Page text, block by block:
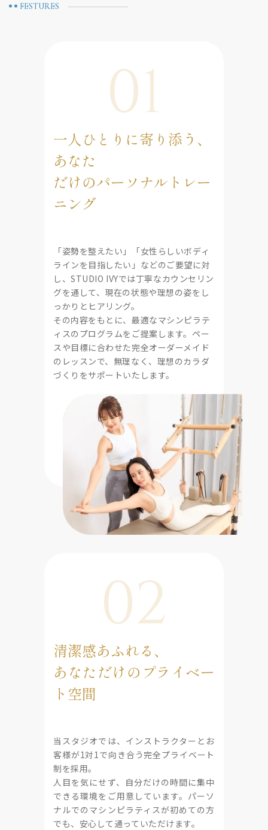
FESTURES
一人ひとりに寄り添う、
あなた
だけのパーソナルトレー
ニング
01
「姿勢を整えたい」「女性らしいボディ
ラインを目指したい」などのご要望に対
し、STUDIO IVYでは丁寧なカウンセリン
グを通して、現在の状態や理想の姿をし
っかりとヒアリング。
その内容をもとに、最適なマシンピラテ
ィスのプログラムをご提案します。ペー
スや目標に合わせた完全オーダーメイド
のレッスンで、無理なく、理想のカラダ
づくりをサポートいたします。
清潔感あふれる、
あなただけのプライベー
ト空間
02
当スタジオでは、インストラクターとお
客様が1対1で向き合う完全プライベート
制を採用。
人目を気にせず、自分だけの時間に集中
できる環境をご用意しています。パーソ
ナルでのマシンピラティスが初めての方
でも、安心して通っていただけます。